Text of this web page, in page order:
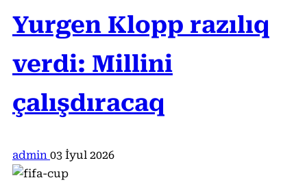
Yurgen Klopp razılıq
verdi: Millini
çalışdıracaq
admin 03 İyul 2026